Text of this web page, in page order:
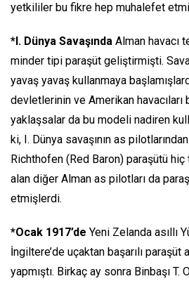
yetkililer bu fikre hep muhalefet
*I. Dünya Savaşında Alman havacı
minder tipi paraşüt geliştirmişti.
yavaş yavaş kullanmaya
devletlerinin ve Amerikan
yaklaşsalar da bu modeli nadiren
ki, I. Dünya savaşının as
Richthofen (Red Baron) paraşütü hiç
alan diğer Alman as pilotları da
etmişlerdi.
*Ocak 1917’de Yeni Zelanda asıllı
İngiltere’de uçaktan başarılı paraşüt
yapmıştı. Birkaç ay sonra Binbaşı T.